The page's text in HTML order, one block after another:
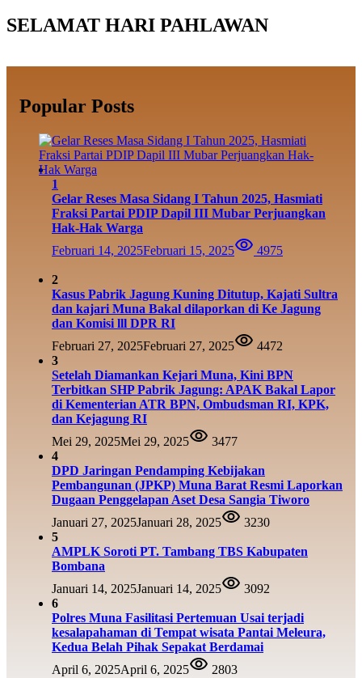
SELAMAT HARI PAHLAWAN
Popular Posts
1
Gelar Reses Masa Sidang I Tahun 2025, Hasmiati
Fraksi Partai PDIP Dapil III Mubar Perjuangkan
Hak-Hak Warga
Februari 14, 2025Februari 15, 2025 4975
2
Kasus Pabrik Jagung Kuning Ditutup, Kajati Sultra
dan kajari Muna Bakal dilaporkan di Ke Jagung
dan Komisi lll DPR RI
Februari 27, 2025Februari 27, 2025
4472
3
Setelah Diamankan Kejari Muna, Kini BPN
Terbitkan SHP Pabrik Jagung: APAK Bakal Lapor
di Kementerian ATR BPN, Ombudsman RI, KPK,
dan Kejagung RI
Mei 29, 2025Mei 29, 2025
3477
4
DPD Jaringan Pendamping Kebijakan
Pembangunan (JPKP) Muna Barat Resmi Laporkan
Dugaan Penggelapan Aset Desa Sangia Tiworo
Januari 27, 2025Januari 28, 2025
3230
5
AMPLK Soroti PT. Tambang TBS Kabupaten
Bombana
Januari 14, 2025Januari 14, 2025
3092
6
Polres Muna Fasilitasi Pertemuan Usai terjadi
kesalapahaman di Tempat wisata Pantai Meleura,
Kedua Belah Pihak Sepakat Berdamai
April 6, 2025April 6, 2025 2803